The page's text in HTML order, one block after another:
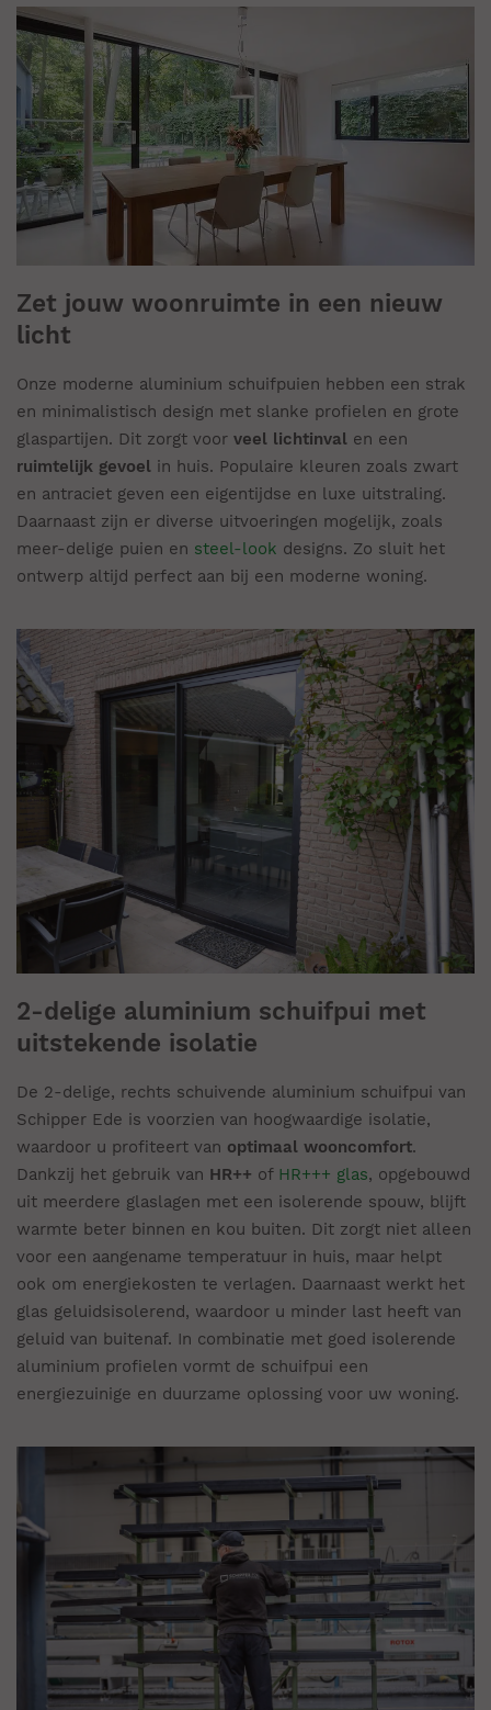
Zet jouw woonruimte in een nieuw
licht
Onze moderne aluminium schuifpuien hebben een strak
en minimalistisch design met slanke profielen en grote
glaspartijen. Dit zorgt voor veel lichtinval en een
ruimtelijk gevoel in huis. Populaire kleuren zoals zwart
en antraciet geven een eigentijdse en luxe uitstraling.
Daarnaast zijn er diverse uitvoeringen mogelijk, zoals
meer-delige puien en steel-look designs. Zo sluit het
ontwerp altijd perfect aan bij een moderne woning.
2-delige aluminium schuifpui met
uitstekende isolatie
De 2-delige, rechts schuivende aluminium schuifpui van
Schipper Ede is voorzien van hoogwaardige isolatie,
waardoor u profiteert van optimaal wooncomfort.
Dankzij het gebruik van HR++ of HR+++ glas, opgebouwd
uit meerdere glaslagen met een isolerende spouw, blijft
warmte beter binnen en kou buiten. Dit zorgt niet alleen
voor een aangename temperatuur in huis, maar helpt
ook om energiekosten te verlagen. Daarnaast werkt het
glas geluidsisolerend, waardoor u minder last heeft van
geluid van buitenaf. In combinatie met goed isolerende
aluminium profielen vormt de schuifpui een
energiezuinige en duurzame oplossing voor uw woning.